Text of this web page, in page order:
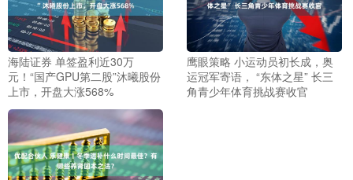
海陆证券 单签盈利近30万
元！“国产GPU第二股”沐曦股份
上市，开盘大涨568%
鹰眼策略 小运动员初长成，奥
运冠军寄语， “东体之星” 长三
角青少年体育挑战赛收官